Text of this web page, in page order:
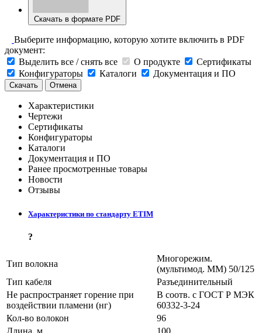
Скачать в формате PDF
Выберите информацию, которую хотите включить в PDF
документ:
Выделить все / снять все
О продукте
Сертификаты
Конфигураторы
Каталоги Документация и ПО
Скачать Отмена
Характеристики
Чертежи
Сертификаты
Конфигураторы
Каталоги
Документация и ПО
Ранее просмотренные товары
Новости
Отзывы
Характеристики по стандарту ETIM
?
Тип волокна
Многорежим.
(мультимод. MM) 50/125
Тип кабеля
Разъединительный
Не распространяет горение при
воздействии пламени (нг)
В соотв. с ГОСТ Р МЭК
60332-3-24
Кол-во волокон
96